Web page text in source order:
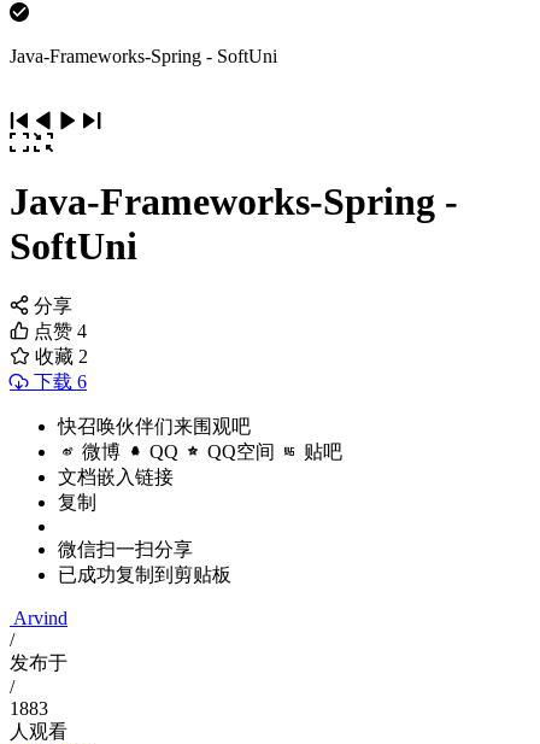
Java-Frameworks-Spring - SoftUni
Java-Frameworks-Spring -
SoftUni
分享
点赞 4
收藏 2
下载 6
快召唤伙伴们来围观吧
微博 QQ QQ空间 贴吧
文档嵌入链接
复制
微信扫一扫分享
已成功复制到剪贴板
Arvind
/
发布于
/
1883
人观看